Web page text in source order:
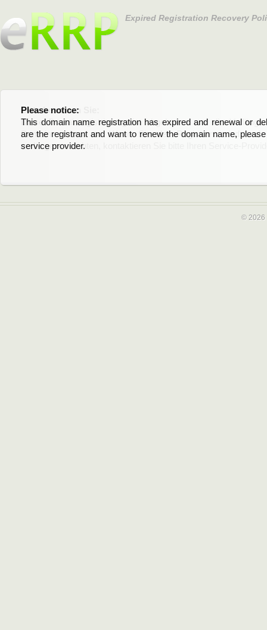
Expired Registration Recovery
Please notice:
This domain name registration has expired and renewal or
are the registrant and want to renew the domain name,
service provider.
Bitte beachten Sie:
Diese Domainregistrierung ist abgelaufen und die
Domain stehen an. Wenn Sie der Registrant sind und
verlängern möchten, kontaktieren Sie bitte Ihren Service-
© 2026